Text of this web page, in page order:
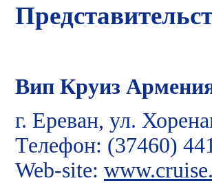
Вип Круиз
г. Ереван, ул.
Телефон: (37460)
Web-site: